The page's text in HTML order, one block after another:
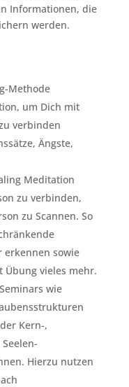
Informationen, die
werden.
Methode
um Dich mit
verbinden
Ängste,
Meditation
zu verbinden,
zu Scannen. So
erkennen sowie
Übung vieles mehr.
wie
Kern-,
Hierzu nutzen